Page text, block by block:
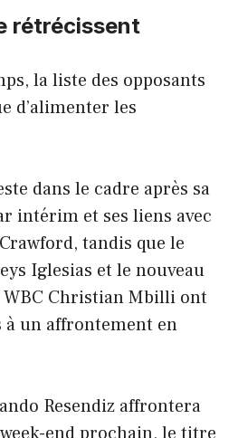
rétrécissent
la liste des opposants
d’alimenter les
dans le cadre après sa
intérim et ses liens avec
tandis que le
Iglesias et le nouveau
Christian Mbilli ont
à un affrontement en
Resendiz affrontera